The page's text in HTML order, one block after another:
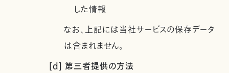
した情報
なお、上記には当社サービスの保存データ
は含まれません。
[d] 第三者提供の方法